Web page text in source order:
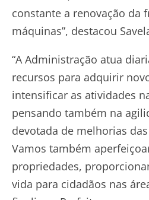
constante a renovação da
máquinas”, destacou
“A Administração atua
recursos para adquirir
intensificar as atividades
pensando também na
devotada de melhorias
Vamos também
propriedades,
vida para cidadãos nas